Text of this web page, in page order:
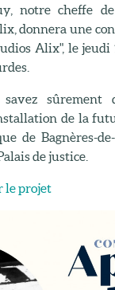
notre cheffe
donnera une
Alix", le jeudi
sûrement
de la
de Bagnères-
de justice.
le projet